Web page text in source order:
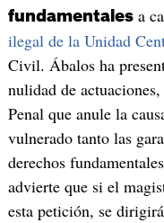
fundamentalesa
ilegal de la Unidad
Civil. Ábalos ha
nulidad de
Penal que anule la
vulnerado tanto las
derechos
advierte que si el
esta petición, se